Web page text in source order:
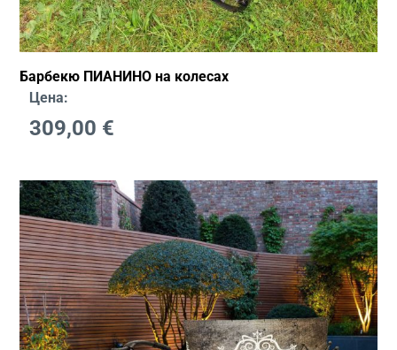
Барбекю ПИАНИНО на колесах
Цена:
309,00 €